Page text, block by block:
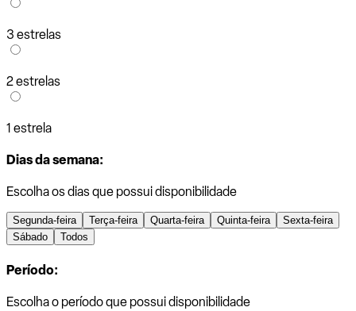
3 estrelas
2 estrelas
1 estrela
Dias da semana:
Escolha os dias que possui disponibilidade
Segunda-feira Terça-feira Quarta-feira Quinta-feira
Sexta-feira
Sábado
Todos
Período:
Escolha o período que possui disponibilidade